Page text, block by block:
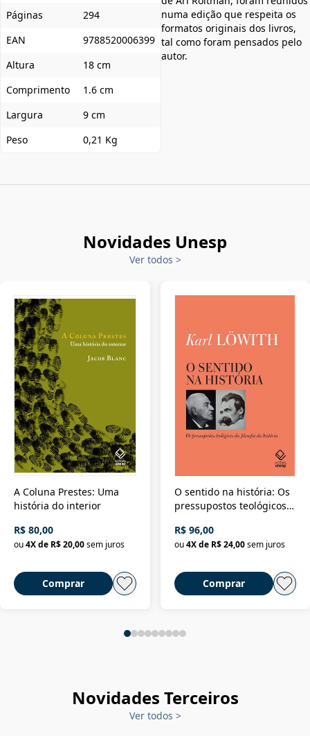
Páginas
294
EAN
9788520006399
Altura
18 cm
Comprimento
1.6 cm
Largura
9 cm
Peso
0,21 Kg
numa edição que respeita os
formatos originais dos livros,
tal como foram pensados pelo
autor.
Novidades Unesp
Ver todos >
A Coluna Prestes: Uma
história do interior
R$ 80,00
ou4X de R$ 20,00sem juros
Comprar
O sentido na história: Os
pressupostos teológicos
R$ 96,00
ou 4X de R$ 24,00 sem juros
Comprar
Novidades Terceiros
Ver todos >